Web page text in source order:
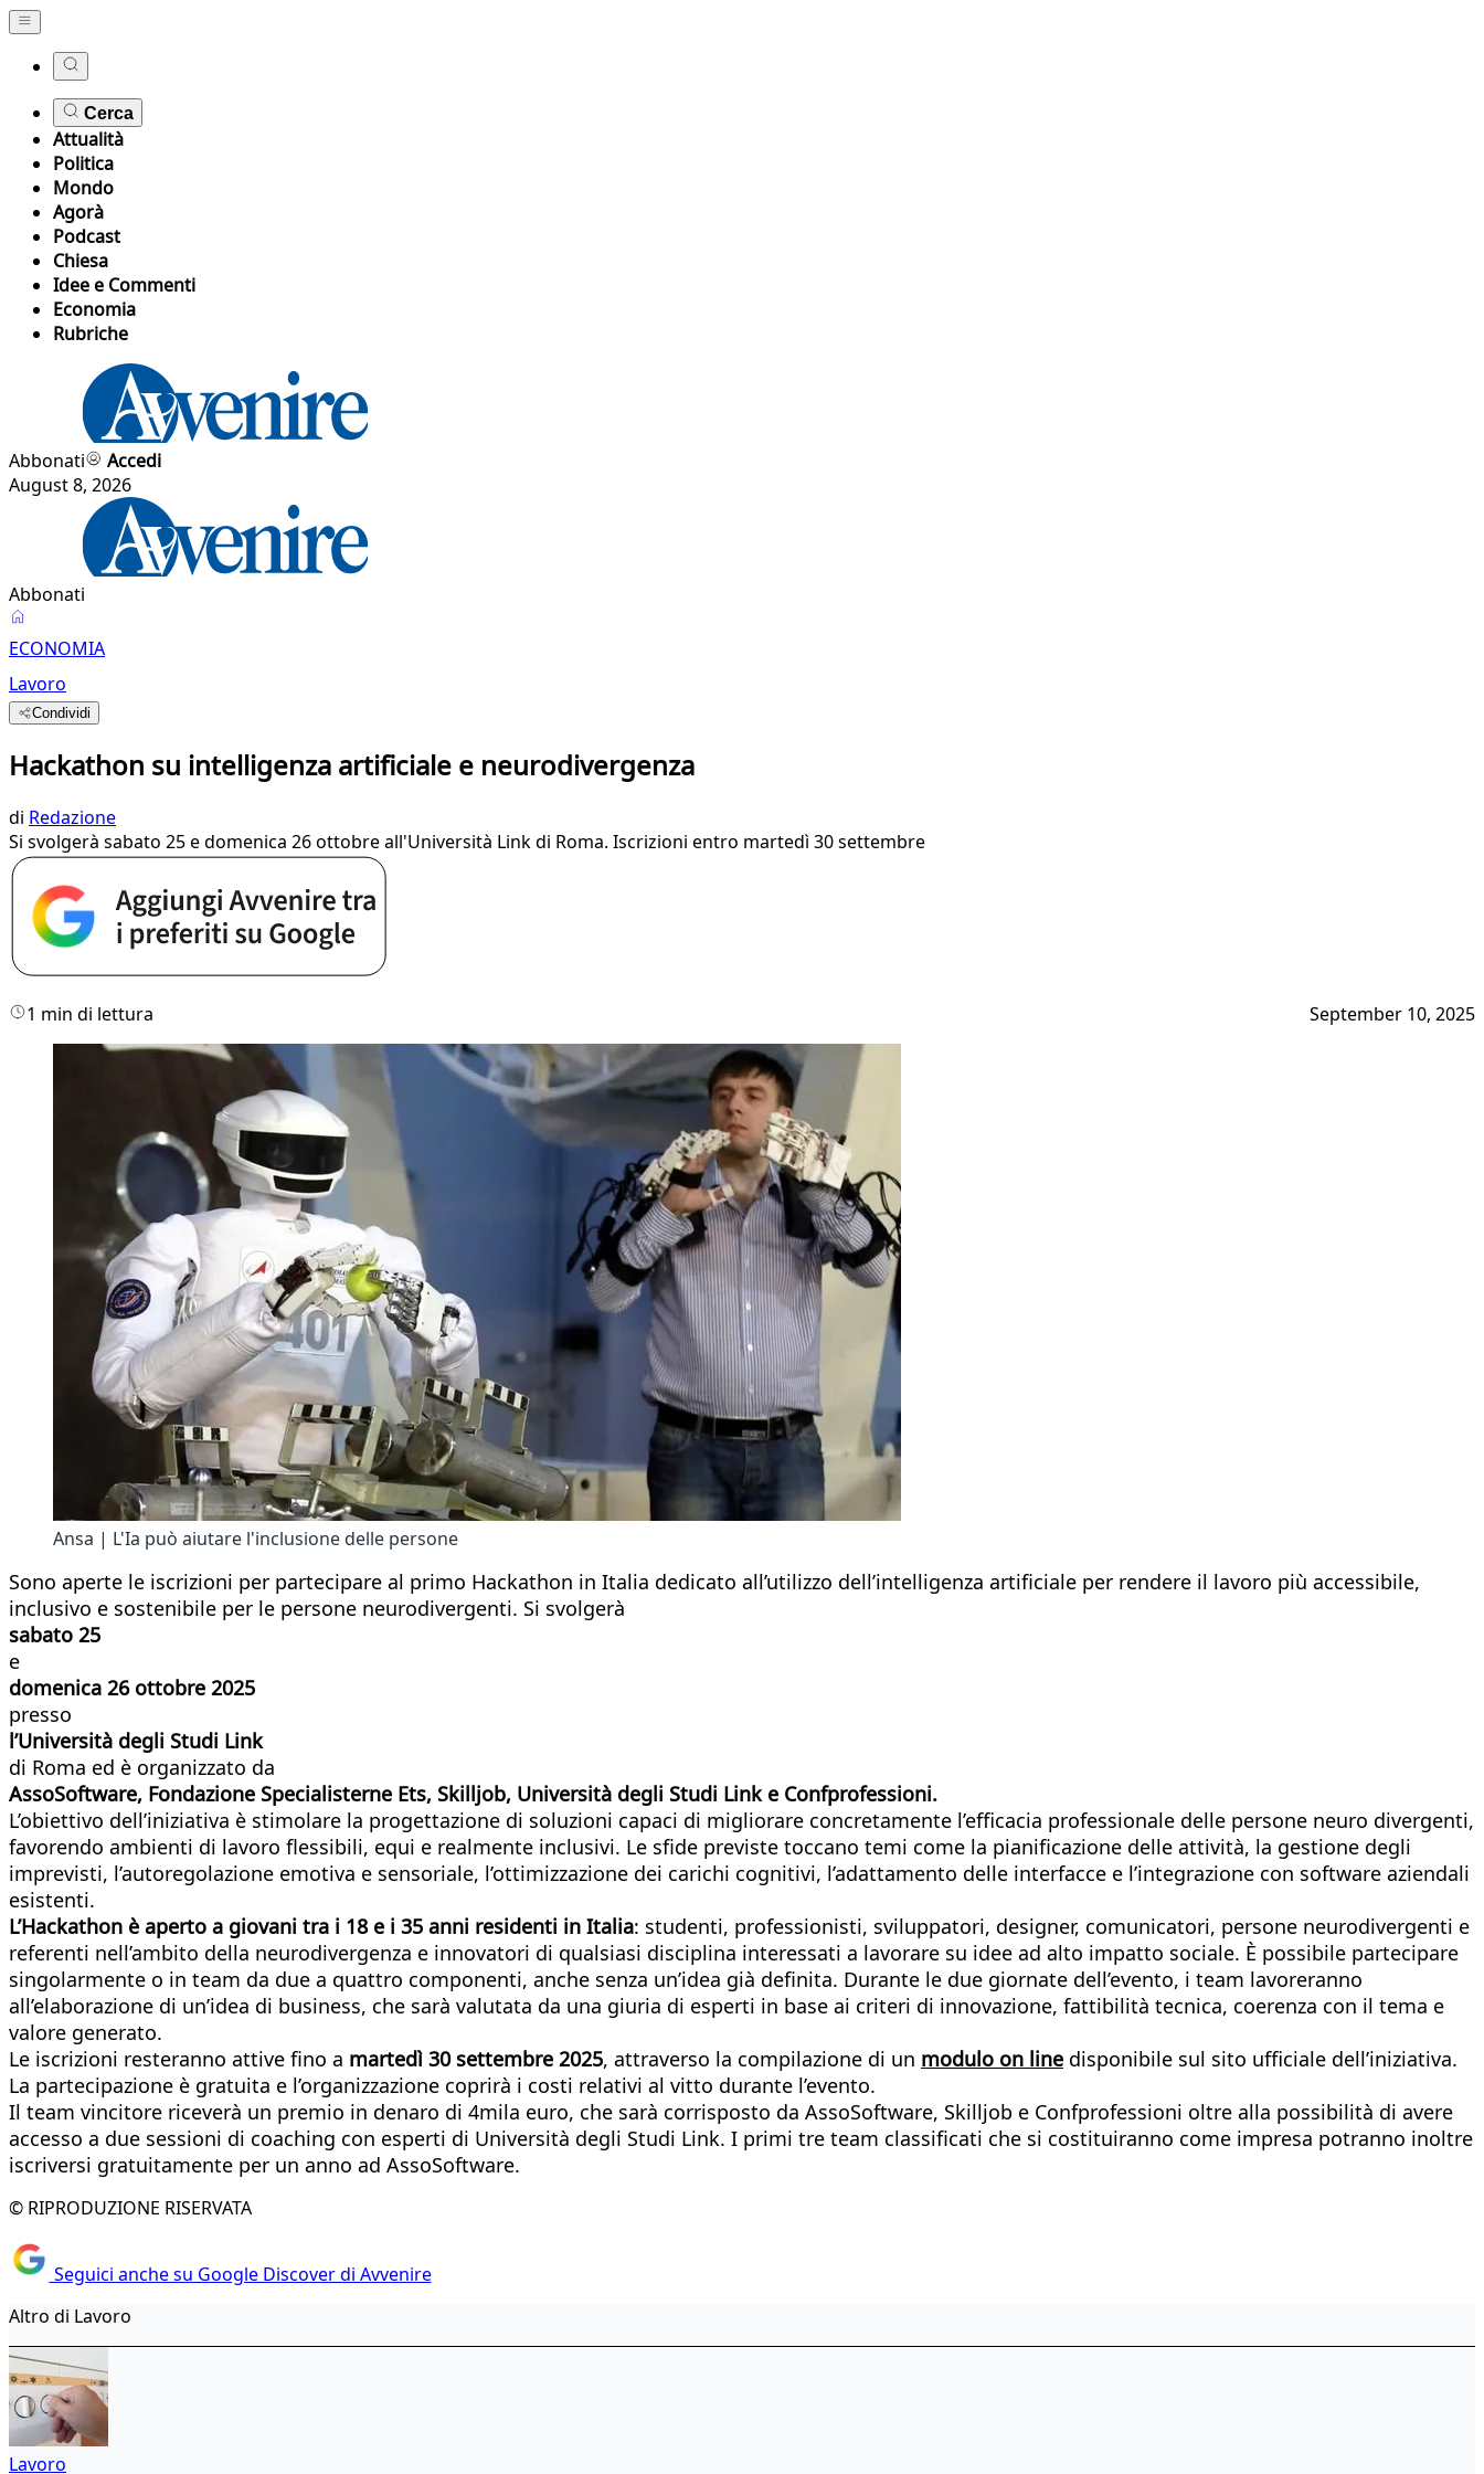
Cerca
Attualità
Politica
Mondo
Agorà
Podcast
Chiesa
Idee e Commenti
Economia
Rubriche
Abbonati
Accedi
August 8, 2026
Abbonati
ECONOMIA
Lavoro
Condividi
Hackathon su intelligenza artificiale e neurodivergenza
di Redazione
Si svolgerà sabato 25 e domenica 26 ottobre all'Università Link di Roma. Iscrizioni entro martedì 30 settembre
1 min di lettura September 10, 2025
Ansa | L'Ia può aiutare l'inclusione delle persone
Sono aperte le iscrizioni per partecipare al primo Hackathon in Italia dedicato all’utilizzo dell’intelligenza artificiale per rendere il lavoro più accessibile,
inclusivo e sostenibile per le persone neurodivergenti. Si svolgerà
sabato 25
e
domenica 26 ottobre 2025
presso
l’Università degli Studi Link
di Roma ed è organizzato da
AssoSoftware, Fondazione Specialisterne Ets, Skilljob, Università degli Studi Link e Confprofessioni.
L’obiettivo dell’iniziativa è stimolare la progettazione di soluzioni capaci di migliorare concretamente l’efficacia professionale delle persone neuro divergenti,
favorendo ambienti di lavoro flessibili, equi e realmente inclusivi. Le sfide previste toccano temi come la pianificazione delle attività, la gestione degli
imprevisti, l’autoregolazione emotiva e sensoriale, l’ottimizzazione dei carichi cognitivi, l’adattamento delle interfacce e l’integrazione con software aziendali
esistenti.
L’Hackathon è aperto a giovani tra i 18 e i 35 anni residenti in Italia: studenti, professionisti, sviluppatori, designer, comunicatori, persone neurodivergenti e
referenti nell’ambito della neurodivergenza e innovatori di qualsiasi disciplina interessati a lavorare su idee ad alto impatto sociale. È possibile partecipare
singolarmente o in team da due a quattro componenti, anche senza un’idea già definita. Durante le due giornate dell’evento, i team lavoreranno
all’elaborazione di un’idea di business, che sarà valutata da una giuria di esperti in base ai criteri di innovazione, fattibilità tecnica, coerenza con il tema e
valore generato.
Le iscrizioni resteranno attive fino a martedì 30 settembre 2025, attraverso la compilazione di un modulo on line disponibile sul sito ufficiale dell’iniziativa.
La partecipazione è gratuita e l’organizzazione coprirà i costi relativi al vitto durante l’evento.
Il team vincitore riceverà un premio in denaro di 4mila euro, che sarà corrisposto da AssoSoftware, Skilljob e Confprofessioni oltre alla possibilità di avere
accesso a due sessioni di coaching con esperti di Università degli Studi Link. I primi tre team classificati che si costituiranno come impresa potranno inoltre
iscriversi gratuitamente per un anno ad AssoSoftware.
© RIPRODUZIONE RISERVATA
Seguici anche su Google Discover di Avvenire
Altro di Lavoro
Lavoro